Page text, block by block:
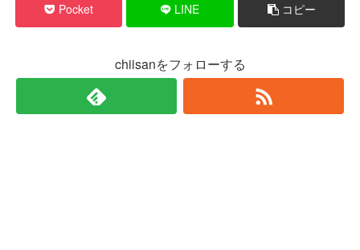
Pocket LINE コピー
chiisanをフォローする